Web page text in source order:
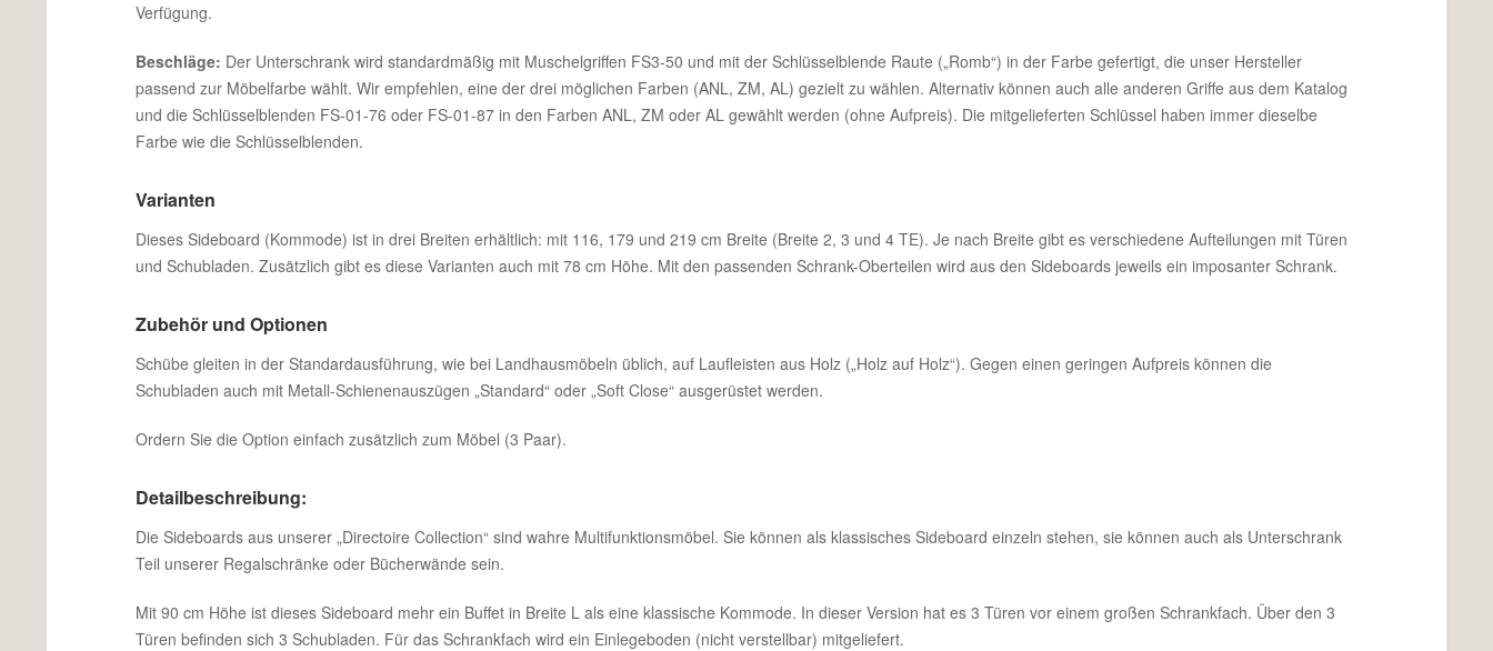
Verfügung.
Beschläge: Der Unterschrank wird standardmäßig mit Muschelgriffen FS3-50 und mit der Schlüsselblende Raute („Romb“) in der Farbe gefertigt, die unser Hersteller
passend zur Möbelfarbe wählt. Wir empfehlen, eine der drei möglichen Farben (ANL, ZM, AL) gezielt zu wählen. Alternativ können auch alle anderen Griffe aus dem Katalog
und die Schlüsselblenden FS-01-76 oder FS-01-87 in den Farben ANL, ZM oder AL gewählt werden (ohne Aufpreis). Die mitgelieferten Schlüssel haben immer dieselbe
Farbe wie die Schlüsselblenden.
Varianten
Dieses Sideboard (Kommode) ist in drei Breiten erhältlich: mit 116, 179 und 219 cm Breite (Breite 2, 3 und 4 TE). Je nach Breite gibt es verschiedene Aufteilungen mit Türen
und Schubladen. Zusätzlich gibt es diese Varianten auch mit 78 cm Höhe. Mit den passenden Schrank-Oberteilen wird aus den Sideboards jeweils ein imposanter Schrank.
Zubehör und Optionen
Schübe gleiten in der Standardausführung, wie bei Landhausmöbeln üblich, auf Laufleisten aus Holz („Holz auf Holz“). Gegen einen geringen Aufpreis können die
Schubladen auch mit Metall-Schienenauszügen „Standard“ oder „Soft Close“ ausgerüstet werden.
Ordern Sie die Option einfach zusätzlich zum Möbel (3 Paar).
Detailbeschreibung:
Die Sideboards aus unserer „Directoire Collection“ sind wahre Multifunktionsmöbel. Sie können als klassisches Sideboard einzeln stehen, sie können auch als Unterschrank
Teil unserer Regalschränke oder Bücherwände sein.
Mit 90 cm Höhe ist dieses Sideboard mehr ein Buffet in Breite L als eine klassische Kommode. In dieser Version hat es 3 Türen vor einem großen Schrankfach. Über den 3
Türen befinden sich 3 Schubladen. Für das Schrankfach wird ein Einlegeboden (nicht verstellbar) mitgeliefert.